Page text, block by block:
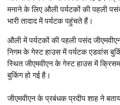
मनाने के लिए औली पर्यटकों की पहली
भारी तादाद में पर्यटक पहुंचते हैं।
औली में पर्यटकों की पहली पसंद
निगम के गेस्ट हाउस में पर्यटक एडवांस
स्थित जीएमवीएन के गेस्ट हाउस में
बुकिंग हो गई है।
जीएमवीएन के प्रबंधक प्रदीप शाह ने